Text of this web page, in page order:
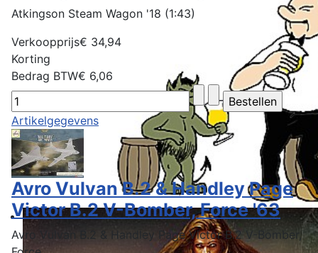
Atkingson Steam Wagon '18 (1:43)
Verkoopprijs€ 34,94
Korting
Bedrag BTW€ 6,06
Artikelgegevens
Avro Vulvan B.2 & Handley Page
Victor B.2 V-Bomber, Force '63
Avro Vulvan B.2 & Handley Page Victor B.2 V-Bomber,